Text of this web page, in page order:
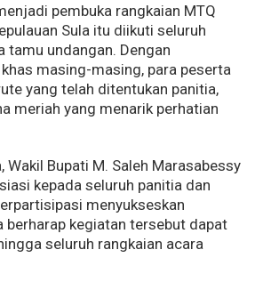
pembuka rangkaian MTQ
Sula itu diikuti seluruh
undangan. Dengan
masing-masing, para peserta
yang telah ditentukan panitia,
meriah yang menarik perhatian
Wakil Bupati M. Saleh Marasabessy
kepada seluruh panitia dan
menyukseskan
berharap kegiatan tersebut dapat
seluruh rangkaian acara